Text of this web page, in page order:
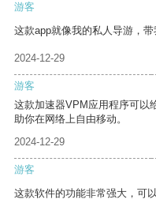
游客
这款app就像我的私人导游，带
2024-12-29
游客
这款加速器VPM应用程序可以
助你在网络上自由移动。
2024-12-29
游客
这款软件的功能非常强大，可